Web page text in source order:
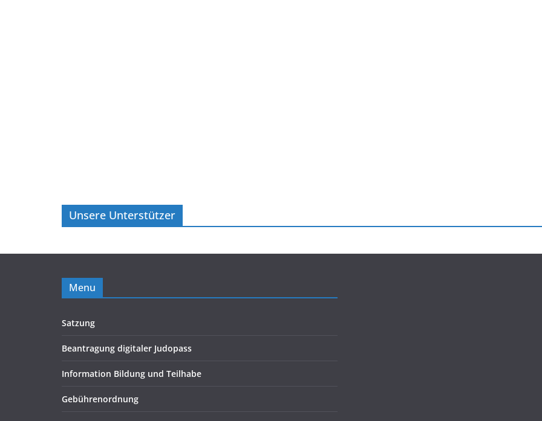
Unsere Unterstützer
Menu
Satzung
Beantragung digitaler Judopass
Information Bildung und Teilhabe
Gebührenordnung